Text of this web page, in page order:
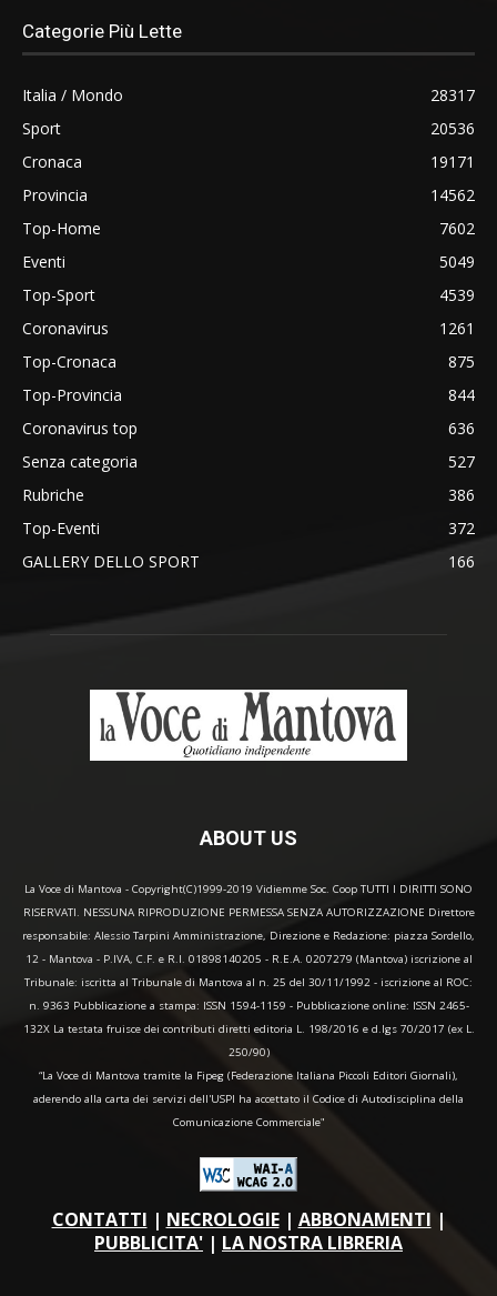
Categorie Più Lette
Italia / Mondo
28317
Sport
20536
Cronaca
19171
Provincia
14562
Top-Home
7602
Eventi
5049
Top-Sport
4539
Coronavirus
1261
Top-Cronaca
875
Top-Provincia
844
Coronavirus top
636
Senza categoria
527
Rubriche
386
Top-Eventi
372
GALLERY DELLO SPORT
166
ABOUT US
La Voce di Mantova - Copyright(C)1999-2019 Vidiemme Soc. Coop TUTTI I DIRITTI SONO
RISERVATI. NESSUNA RIPRODUZIONE PERMESSA SENZA AUTORIZZAZIONE Direttore
responsabile: Alessio Tarpini Amministrazione, Direzione e Redazione: piazza Sordello,
12 - Mantova - P.IVA, C.F. e R.I. 01898140205 - R.E.A. 0207279 (Mantova) iscrizione al
Tribunale: iscritta al Tribunale di Mantova al n. 25 del 30/11/1992 - iscrizione al ROC:
n. 9363 Pubblicazione a stampa: ISSN 1594-1159 - Pubblicazione online: ISSN 2465-
132X La testata fruisce dei contributi diretti editoria L. 198/2016 e d.lgs 70/2017 (ex L.
250/90)
“La Voce di Mantova tramite la Fipeg (Federazione Italiana Piccoli Editori Giornali),
aderendo alla carta dei servizi dell'USPI ha accettato il Codice di Autodisciplina della
Comunicazione Commerciale"
CONTATTI | NECROLOGIE| ABBONAMENTI |
PUBBLICITA' | LA NOSTRA LIBRERIA